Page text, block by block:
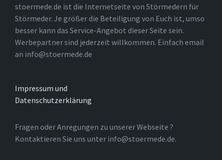
stoermede.de ist die Internetseite von Störmedern für
Störmeder. Je größer die Beteiligung von Euch ist, umso
besser kann das Service-Angebot dieser Seite sein.
Werbepartner sind jederzeit willkommen. Einfach email
an info@stoermede.de
Impressum und
Datenschutzerklärung
Fragen oder Anregungen zu unserer Webseite ?
Kontaktieren Sie uns unter info@stoermede.de.